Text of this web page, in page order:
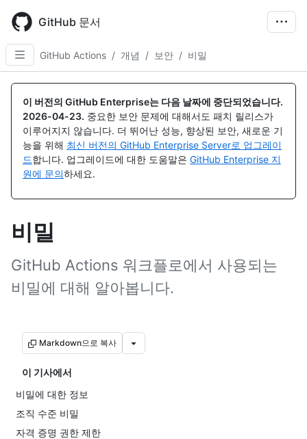
main
content
GitHub 문서
GitHub Actions / 개념 / 보안 / 비밀
이 버전의 GitHub Enterprise는 다음 날짜에 중단되었습니다.
2026-04-23. 중요한 보안 문제에 대해서도 패치 릴리스가
이루어지지 않습니다. 더 뛰어난 성능, 향상된 보안, 새로운 기
능을 위해 최신 버전의 GitHub Enterprise Server로 업그레이
드합니다. 업그레이드에 대한 도움말은 GitHub Enterprise 지
원에 문의하세요.
비밀
GitHub Actions 워크플로에서 사용되는
비밀에 대해 알아봅니다.
Markdown으로 복사
이 기사에서
비밀에 대한 정보
조직 수준 비밀
자격 증명 권한 제한